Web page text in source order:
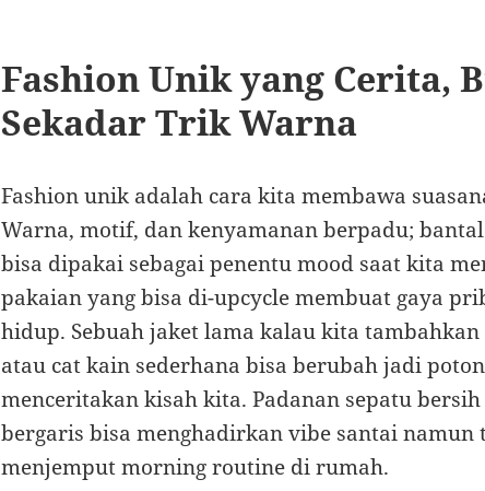
Fashion Unik yang Cerita,
Sekadar Trik Warna
Fashion unik adalah cara kita membawa
Warna, motif, dan kenyamanan berpadu;
bisa dipakai sebagai penentu mood saat kita
pakaian yang bisa di-upcycle membuat gaya
hidup. Sebuah jaket lama kalau kita
atau cat kain sederhana bisa berubah jadi
menceritakan kisah kita. Padanan sepatu bersih
bergaris bisa menghadirkan vibe santai namun
menjemput morning routine di rumah.